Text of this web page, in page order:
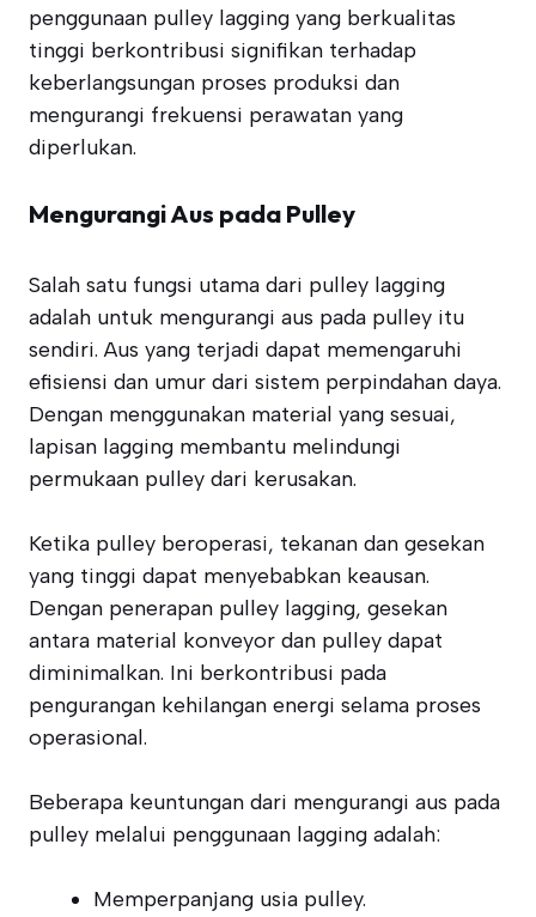
penggunaan pulley lagging yang berkualitas
tinggi berkontribusi signifikan terhadap
keberlangsungan proses produksi dan
mengurangi frekuensi perawatan yang
diperlukan.
Mengurangi Aus pada Pulley
Salah satu fungsi utama dari pulley lagging
adalah untuk mengurangi aus pada pulley itu
sendiri. Aus yang terjadi dapat memengaruhi
efisiensi dan umur dari sistem perpindahan daya.
Dengan menggunakan material yang sesuai,
lapisan lagging membantu melindungi
permukaan pulley dari kerusakan.
Ketika pulley beroperasi, tekanan dan gesekan
yang tinggi dapat menyebabkan keausan.
Dengan penerapan pulley lagging, gesekan
antara material konveyor dan pulley dapat
diminimalkan. Ini berkontribusi pada
pengurangan kehilangan energi selama proses
operasional.
Beberapa keuntungan dari mengurangi aus pada
pulley melalui penggunaan lagging adalah:
Memperpanjang usia pulley.